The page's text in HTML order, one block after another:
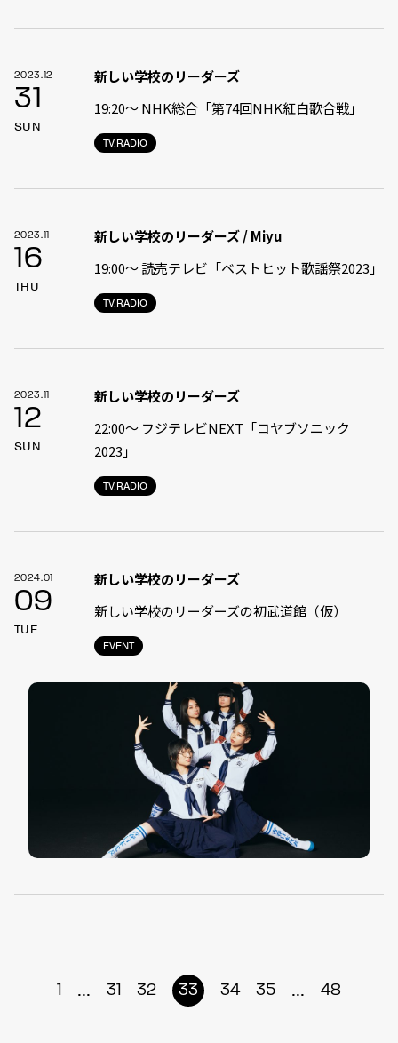
2023.12
31
SUN
TV.RADIO
新しい学校のリーダーズ
19:20〜 NHK総合「第74回NHK紅白歌合戦」
2023.11
16
THU
TV.RADIO
新しい学校のリーダーズ / Miyu
19:00〜 読売テレビ「ベストヒット歌謡祭2023」
2023.11
12
SUN
TV.RADIO
新しい学校のリーダーズ
22:00〜 フジテレビNEXT「コヤブソニック
2023」
2024.01
09
TUE
EVENT
新しい学校のリーダーズ
新しい学校のリーダーズの初武道館（仮）
1 ... 31 32 33 34 35 ... 48